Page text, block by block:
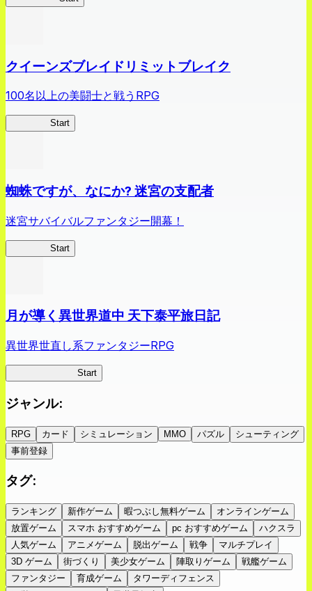
クイーンズブレイドリミットブレイク
100名以上の美闘士と戦うRPG
Start
蜘蛛ですが、なにか? 迷宮の支配者
迷宮サバイバルファンタジー開幕！
Start
月が導く異世界道中 天下泰平旅日記
異世界世直し系ファンタジーRPG
Start
ジャンル:
RPG カード シミュレーション MMO パズル
シューティング
事前登録
タグ:
ランキング 新作ゲーム 暇つぶし無料ゲーム
オンラインゲーム
放置ゲーム
スマホ おすすめゲーム pc おすすめゲーム
ハクスラ
人気ゲーム
アニメゲーム 脱出ゲーム 戦争
マルチプレイ
3D ゲーム
街づくり 美少女ゲーム 陣取りゲーム
戦艦ゲーム
ファンタジー
育成ゲーム
タワーディフェンス